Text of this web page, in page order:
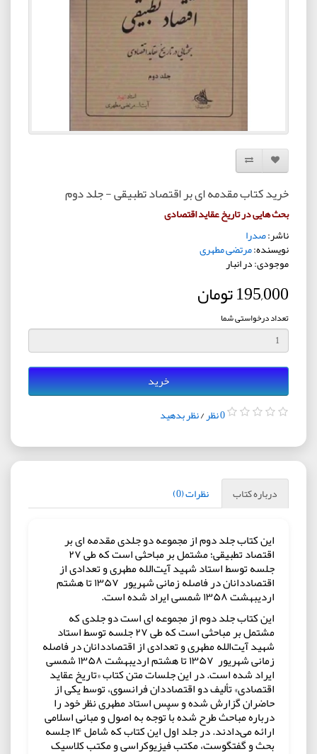
افزودن به لیست دلخواه
مقایسه این محصول
خرید کتاب مقدمه ‌ای بر اقتصاد تطبیقی - جلد دوم
بحث هایی در تاریخ عقاید اقتصادی
ناشر:صدرا
نویسنده:مرتضی مطهری
موجودی: در انبار
195,000 تومان
تعداد درخواستی شما
خرید
0 نظر /نظر بدهید
درباره کتاب نظرات (0)
اين كتاب جلد دوم از مجموعه دو جلدی مقدمه ای بر
اقتصاد تطبیقی؛ مشتمل بر مباحثى است كه طى ۲۷
جلسه توسط استاد شهيد آيت‌الله مطهرى و تعدادى از
اقتصاددانان در فاصله زمانى شهريور ۱۳۵۷ تا هشتم
ارديبهشت ۱۳۵۸ شمسى ايراد شده است.
اين كتاب جلد دوم از مجموعه ای است دو جلدی که
مشتمل بر مباحثى است كه طى ۲۷ جلسه توسط استاد
شهيد آيت‌الله مطهرى و تعدادى از اقتصاددانان در فاصله
زمانى شهريور ۱۳۵۷ تا هشتم ارديبهشت ۱۳۵۸ شمسى
ايراد شده است. در اين جلسات متن كتاب «تاريخ عقايد
اقتصادى» تأليف دو اقتصاددان فرانسوى، توسط يكى از
حاضران گزارش شده و سپس استاد مطهرى نظر خود را
درباره مباحث طرح شده با توجه به اصول و مبانى اسلامى
ارائه مى‌دادند. در جلد اول اين كتاب كه شامل ۱۴ جلسه
بحث و گفتگوست، مكتب فيزيوكراسى و مكتب كلاسيک